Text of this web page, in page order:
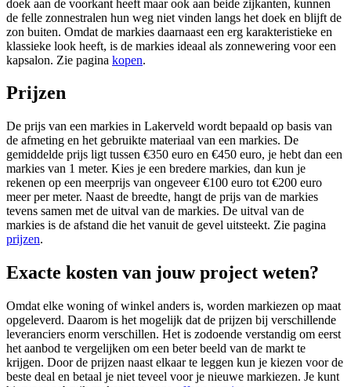
doek aan de voorkant heeft maar ook aan beide zijkanten, kunnen
de felle zonnestralen hun weg niet vinden langs het doek en blijft de
zon buiten. Omdat de markies daarnaast een erg karakteristieke en
klassieke look heeft, is de markies ideaal als zonnewering voor een
kapsalon. Zie pagina kopen.
Prijzen
De prijs van een markies in Lakerveld wordt bepaald op basis van
de afmeting en het gebruikte materiaal van een markies. De
gemiddelde prijs ligt tussen €350 euro en €450 euro, je hebt dan een
markies van 1 meter. Kies je een bredere markies, dan kun je
rekenen op een meerprijs van ongeveer €100 euro tot €200 euro
meer per meter. Naast de breedte, hangt de prijs van de markies
tevens samen met de uitval van de markies. De uitval van de
markies is de afstand die het vanuit de gevel uitsteekt. Zie pagina
prijzen.
Exacte kosten van jouw project weten?
Omdat elke woning of winkel anders is, worden markiezen op maat
opgeleverd. Daarom is het mogelijk dat de prijzen bij verschillende
leveranciers enorm verschillen. Het is zodoende verstandig om eerst
het aanbod te vergelijken om een beter beeld van de markt te
krijgen. Door de prijzen naast elkaar te leggen kun je kiezen voor de
beste deal en betaal je niet teveel voor je nieuwe markiezen. Je kunt